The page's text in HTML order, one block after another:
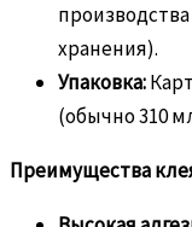
хранения).
Упаковка:
(обычно 310
Преимущества